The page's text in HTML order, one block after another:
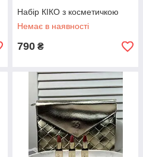
Набір КІКО з косметичкою
Немає в наявності
790 ₴